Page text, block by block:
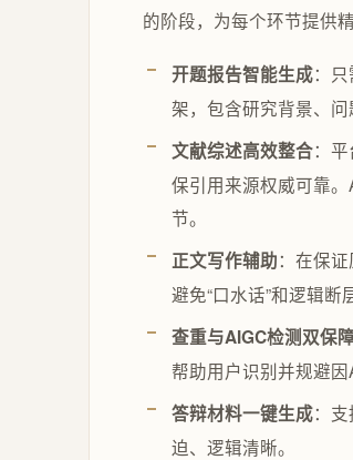
的阶段，为每个环节提供精
开题报告智能生成：
架，包含研究背景、
文献综述高效整合：
保引用来源权威可靠
节。
正文写作辅助：在保
避免“口水话”和逻辑断
查重与AIGC检测双保
帮助用户识别并规避因
答辩材料一键生成：
迫、逻辑清晰。